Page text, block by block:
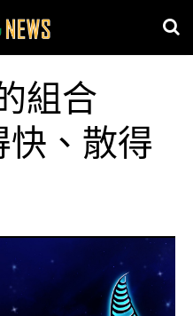
組合
快、散得